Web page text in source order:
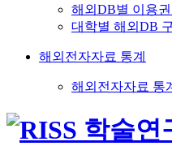
해외DB별 이용
대학별 해외DB
해외전자자료 통계
해외전자자료 통